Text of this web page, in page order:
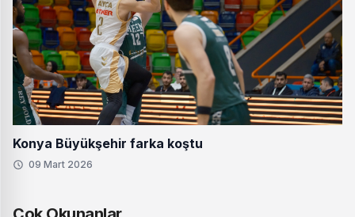
Konya Büyükşehir farka koştu
09 Mart 2026